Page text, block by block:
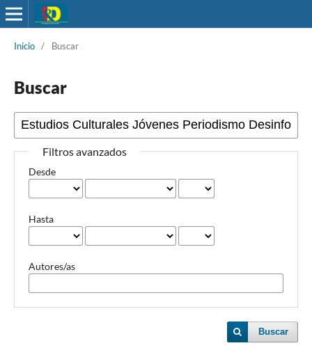
Inicio / Buscar
Buscar
Filtros avanzados
Desde
Hasta
Autores/as
Buscar